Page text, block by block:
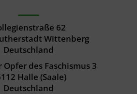
62
Wittenberg
Deutschland
Opfer des Faschismus 3
Halle (Saale)
Deutschland